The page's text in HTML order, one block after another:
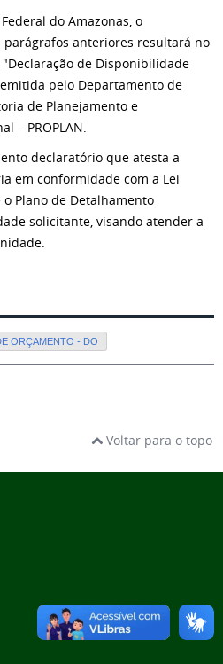
do Amazonas, o
anteriores resultará no
de Disponibilidade
pelo Departamento de
de Planejamento e
– PROPLAN.
declaratório que atesta a
em conformidade com a Lei
Plano de Detalhamento
solicitante, visando atender a
ORÇAMENTO - DO
Voltar para o topo